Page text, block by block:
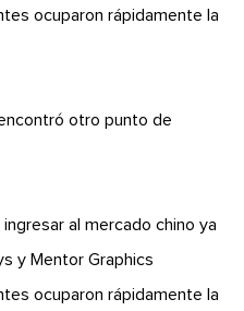
ocuparon rápidamente la
otro punto de
al mercado chino ya
y Mentor Graphics
ocuparon rápidamente la